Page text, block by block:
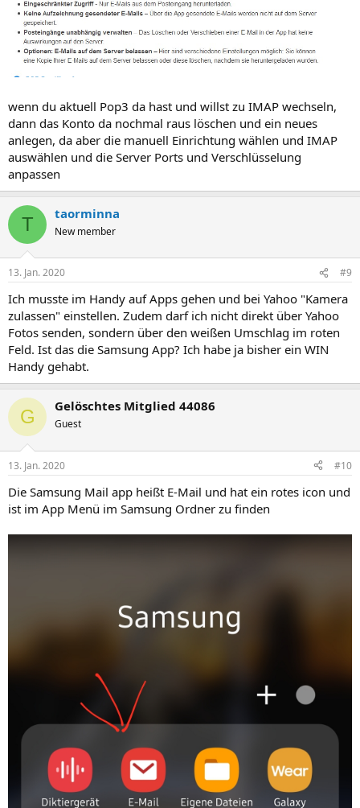
wenn du aktuell Pop3 da hast und willst zu IMAP wechseln,
dann das Konto da nochmal raus löschen und ein neues
anlegen, da aber die manuell Einrichtung wählen und IMAP
auswählen und die Server Ports und Verschlüsselung
anpassen
T taorminna
New member
13. Jan. 2020 #9
Ich musste im Handy auf Apps gehen und bei Yahoo "Kamera
zulassen" einstellen. Zudem darf ich nicht direkt über Yahoo
Fotos senden, sondern über den weißen Umschlag im roten
Feld. Ist das die Samsung App? Ich habe ja bisher ein WIN
Handy gehabt.
G Gelöschtes Mitglied 44086
Guest
13. Jan. 2020 #10
Die Samsung Mail app heißt E-Mail und hat ein rotes icon und
ist im App Menü im Samsung Ordner zu finden